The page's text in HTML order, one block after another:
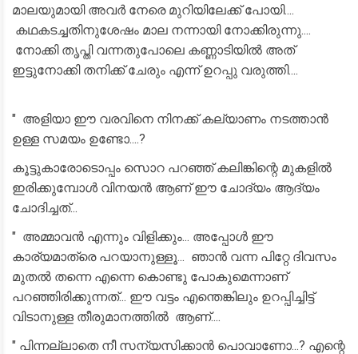
മാലയുമായി അവർ നേരെ മുറിയിലേക്ക് പോയി....
കഥകടച്ചതിനുശേഷം മാല നന്നായി നോക്കിരുന്നു....
നോക്കി തൃപ്തി വന്നതുപോലെ കണ്ണാടിയിൽ അത്
ഇട്ടുനോക്കി തനിക്ക് ചേരും എന്ന് ഉറപ്പു വരുത്തി....
" അളിയാ ഈ വരവിനെ നിനക്ക് കല്യാണം നടത്താൻ
ഉള്ള സമയം ഉണ്ടോ....?
കൂട്ടുകാരോടൊപ്പം സൊറ പറഞ്ഞ് കലിങ്കിന്റെ മുകളിൽ
ഇരിക്കുമ്പോൾ വിനയൻ ആണ് ഈ ചോദ്യം ആദ്യം
ചോദിച്ചത്...
" അമ്മാവൻ എന്നും വിളിക്കും... അപ്പോൾ ഈ
കാര്യമാത്രെ പറയാനുള്ളൂ... ഞാൻ വന്ന പിറ്റേ ദിവസം
മുതൽ തന്നെ എന്നെ കൊണ്ടു പോകുമെന്നാണ്
പറഞ്ഞിരിക്കുന്നത്... ഈ വട്ടം എന്തെങ്കിലും ഉറപ്പിച്ചിട്ട്
വിടാനുള്ള തീരുമാനത്തിൽ ആണ്....
" പിന്നല്ലാതെ നീ സന്യസിക്കാൻ പൊവാണോ...? എന്റെ